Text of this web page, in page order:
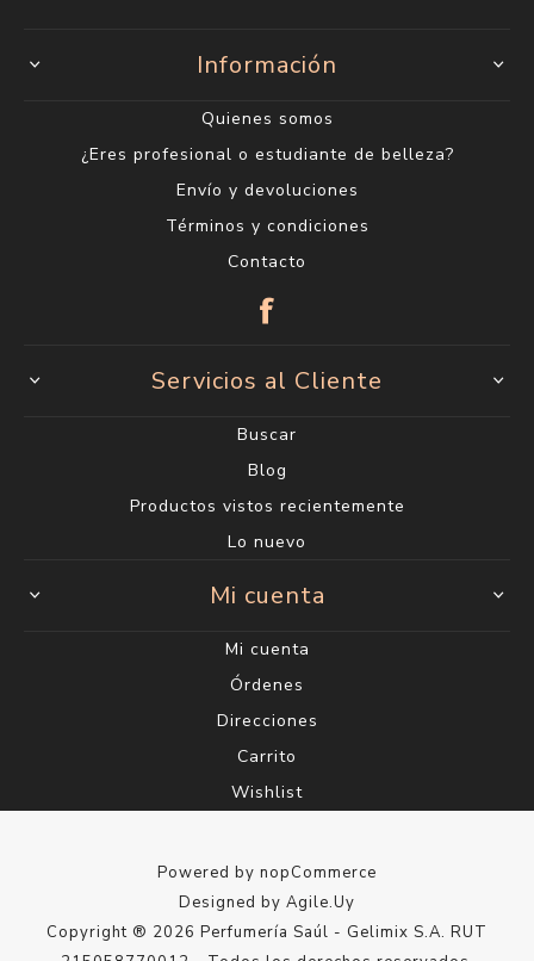
Información
Quienes somos
¿Eres profesional o estudiante de belleza?
Envío y devoluciones
Términos y condiciones
Contacto
Servicios al Cliente
Buscar
Blog
Productos vistos recientemente
Lo nuevo
Mi cuenta
Mi cuenta
Órdenes
Direcciones
Carrito
Wishlist
Powered by nopCommerce
Designed by Agile.Uy
Copyright ® 2026 Perfumería Saúl - Gelimix S.A. RUT